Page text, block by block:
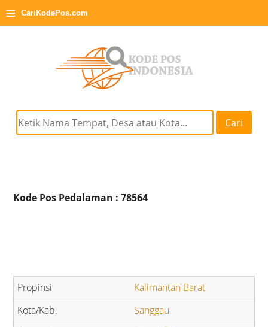
≡ CariKodePos.com
Cari
Kode Pos Pedalaman : 78564
Kalimantan Barat
Sanggau